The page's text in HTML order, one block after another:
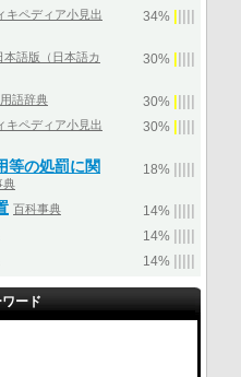
キペディア小見出
34%
本語版（日本語カ
30%
語辞典 30%
キペディア小見出
30%
等の処罰に関
典
18%
百科事典 14%
14%
14%
ード